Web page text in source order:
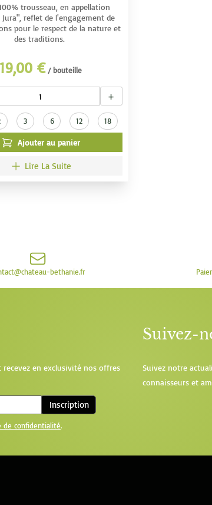
trousseau, en appellation
Jura", reflet de l'engagement de
pour le respect de la nature et
des traditions.
19,00 € / bouteille
+
3 6 12 18
Ajouter au panier
Lire La Suite
bethanie.fr
en exclusivité nos offres
Inscription
de confidentialité.
Suivez-
Suivez notre
connaisseurs et